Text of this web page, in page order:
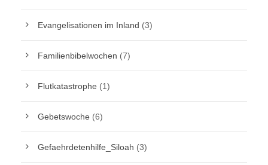
Evangelisationen im Inland (3)
Familienbibelwochen (7)
Flutkatastrophe (1)
Gebetswoche (6)
Gefaehrdetenhilfe_Siloah (3)